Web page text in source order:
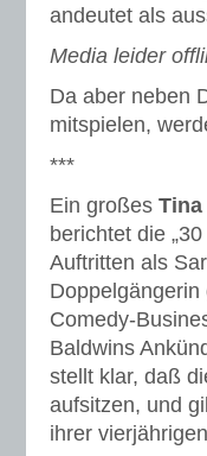
andeutet als
Media leider
Da aber neben
mitspielen,
***
Ein großes Tina
berichtet die
Auftritten als
Comedy-
Baldwins
stellt klar, daß
aufsitzen, und
ihrer